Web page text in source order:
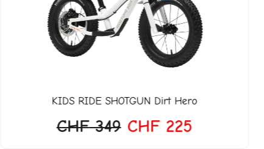
KIDS RIDE SHOTGUN Dirt Hero
CHF349
CHF 349
CHF225
CHF 225.